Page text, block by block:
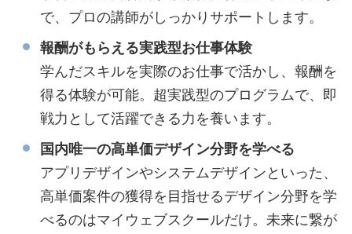
で、プロの講師がしっかりサポートします。
報酬がもらえる実践型お仕事体験
学んだスキルを実際のお仕事で活かし、報酬を
得る体験が可能。超実践型のプログラムで、即
戦力として活躍できる力を養います。
国内唯一の高単価デザイン分野を学べる
アプリデザインやシステムデザインといった、
高単価案件の獲得を目指せるデザイン分野を学
べるのはマイウェブスクールだけ。未来に繋が